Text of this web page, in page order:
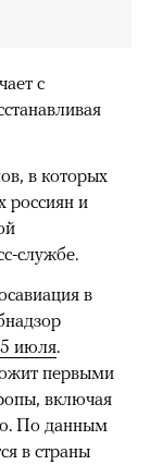
с
в которых
россиян и
службе.
в
июля.
первыми
включая
По данным
в страны